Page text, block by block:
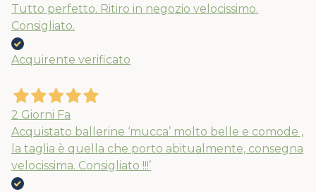
Tutto perfetto. Ritiro in negozio velocissimo.
Consigliato.
Acquirente verificato
2 Giorni Fa
Acquistato ballerine ‘mucca’ molto belle e comode ,
la taglia è quella che porto abitualmente, consegna
velocissima. Consigliato !!!’